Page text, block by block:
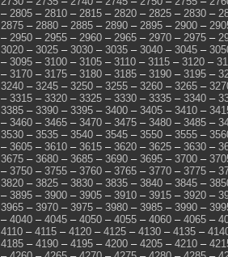
– 2805 – 2810 – 2815 – 2820 – 2825 – 2830 –
2875 – 2880 – 2885 – 2890 – 2895 – 2900 –
– 2950 – 2955 – 2960 – 2965 – 2970 – 2975 –
3020 – 3025 – 3030 – 3035 – 3040 – 3045 –
– 3095 – 3100 – 3105 – 3110 – 3115 – 3120 –
– 3170 – 3175 – 3180 – 3185 – 3190 – 3195 –
3240 – 3245 – 3250 – 3255 – 3260 – 3265 –
– 3315 – 3320 – 3325 – 3330 – 3335 – 3340 –
3385 – 3390 – 3395 – 3400 – 3405 – 3410 –
– 3460 – 3465 – 3470 – 3475 – 3480 – 3485 –
3530 – 3535 – 3540 – 3545 – 3550 – 3555 –
– 3605 – 3610 – 3615 – 3620 – 3625 – 3630 –
3675 – 3680 – 3685 – 3690 – 3695 – 3700 –
– 3750 – 3755 – 3760 – 3765 – 3770 – 3775 –
3820 – 3825 – 3830 – 3835 – 3840 – 3845 –
– 3895 – 3900 – 3905 – 3910 – 3915 – 3920 –
3965 – 3970 – 3975 – 3980 – 3985 – 3990 –
– 4040 – 4045 – 4050 – 4055 – 4060 – 4065 –
4110 – 4115 – 4120 – 4125 – 4130 – 4135 –
4185 – 4190 – 4195 – 4200 – 4205 – 4210 –